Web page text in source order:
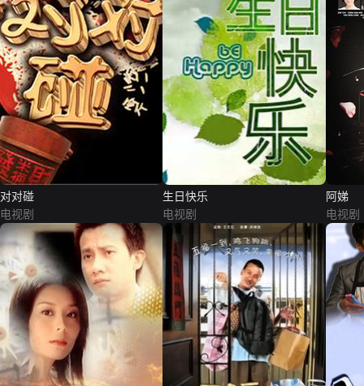
对对碰
电视剧
生日快乐
电视剧
阿娣
电视剧